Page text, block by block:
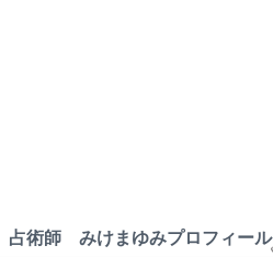
占術師 みけまゆみプロフィール